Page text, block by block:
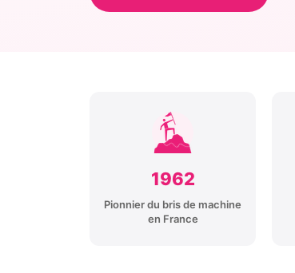
1962
Pionnier du bris de machine
en France